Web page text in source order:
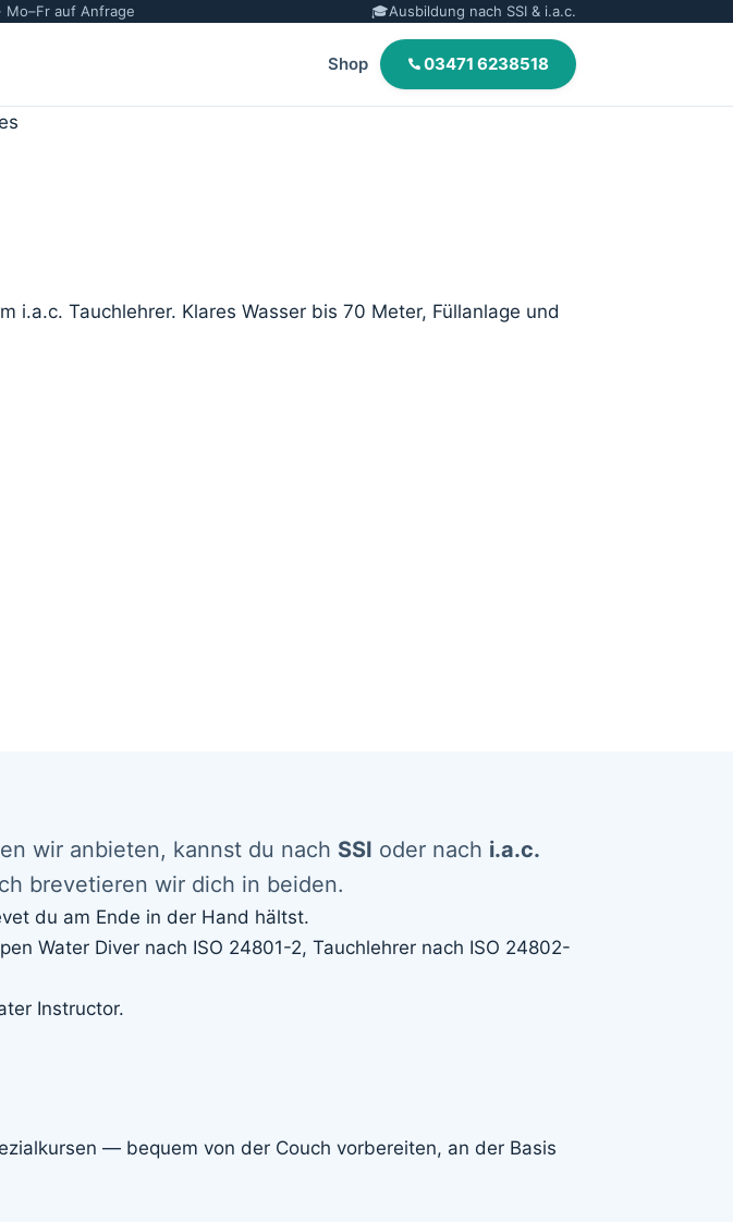
Mo–Fr auf Anfrage 🎓Ausbildung nach SSI & i.a.c.
Shop 03471 6238518
Tauchlehrer. Klares Wasser bis 70 Meter, Füllanlage und
wir anbieten, kannst du nach SSI oder nach i.a.c.
brevetieren wir dich in beiden.
du am Ende in der Hand hältst.
Water Diver nach ISO 24801-2, Tauchlehrer nach ISO 24802-
Instructor.
— bequem von der Couch vorbereiten, an der Basis